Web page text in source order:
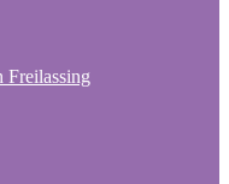
Freilassing